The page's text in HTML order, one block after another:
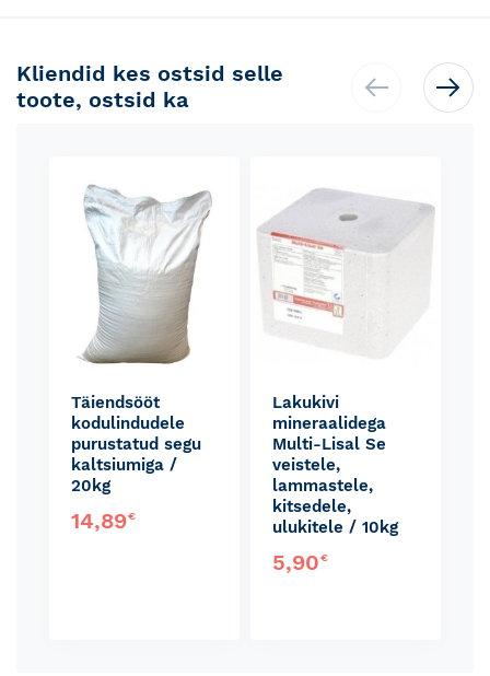
Kliendid kes ostsid selle
toote, ostsid ka
carousel
Täiendsööt
kodulindudele
purustatud segu
kaltsiumiga /
20kg
14,89€
Lakukivi
mineraalidega
Multi-Lisal Se
veistele,
lammastele,
kitsedele,
ulukitele / 10kg
5,90€